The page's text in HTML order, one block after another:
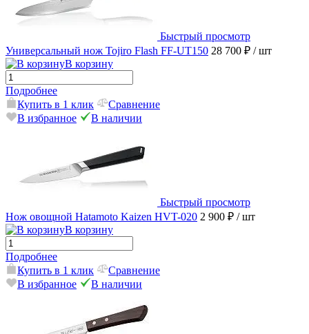
Быстрый просмотр
Универсальный нож Tojiro Flash FF-UT150 28 700 ₽ / шт
В корзину
Подробнее
Купить в 1 клик
Сравнение
В избранное
В наличии
Быстрый просмотр
Нож овощной Hatamoto Kaizen HVT-020 2 900 ₽ / шт
В корзину
Подробнее
Купить в 1 клик
Сравнение
В избранное
В наличии